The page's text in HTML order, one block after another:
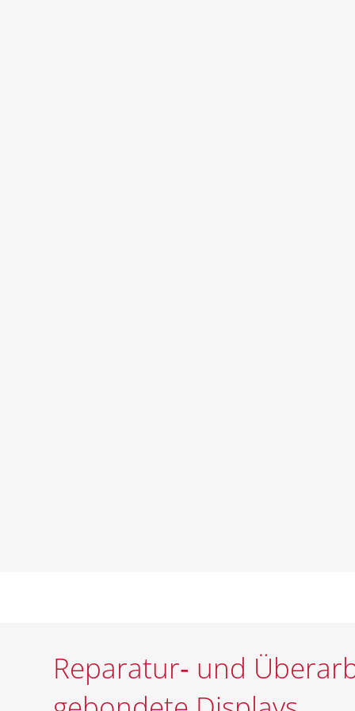
Reparatur‑ und